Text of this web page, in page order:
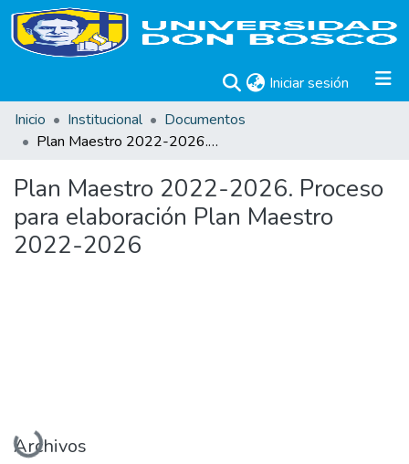
Iniciar sesión (current)
Inicio
Institucional
Documentos
Plan Maestro 2022-2026. Proceso para elaboración Plan Maestro 2022-2026
Plan Maestro 2022-2026. Proceso
para elaboración Plan Maestro
2022-2026
Cargando...
Archivos